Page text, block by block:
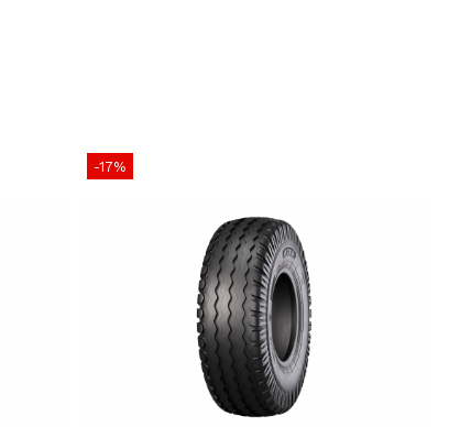
2.0 – 4.5 bar
TL (Tubeless)
60R22.5 este recomandată pentru remorci
-17%